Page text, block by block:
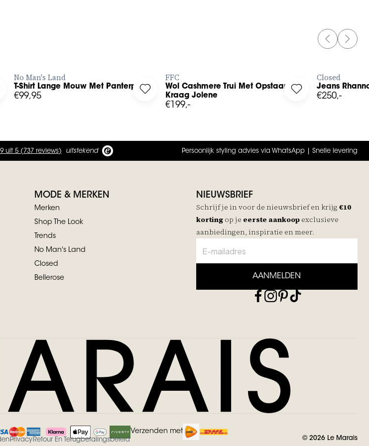
PREVIOUS
NEXT
Raglanmouwen to your wishlist
in to add T-Shirt Lange Mouw Met Panterprint to your wishlist
No Man's Land
T-Shirt Lange Mouw Met Panterprint
€99,95 Log in to add Wol Cashmere Trui Met Opstaande Kraag
FFC
Wol Cashmere Trui Met Opstaande
Kraag Jolene
€199,-
Log in to add
Closed
Jeans
€250,-
uit 5 ( 737 reviews) uitstekend Persoonlijk styling advies via WhatsApp | Snelle levering
MODE & MERKEN
Merken
Shop The Look
Trends
No Man's Land
Closed
Bellerose
NIEUWSBRIEF
Schrijf je in voor de nieuwsbrief en krijg €10
korting op je eerste aankoop exclusieve
aanbiedingen, inspiratie en meer.
AANMELDEN
Verzenden met
Privacy Retour En Terugbetalingsbeleid © 2026 Le Marais